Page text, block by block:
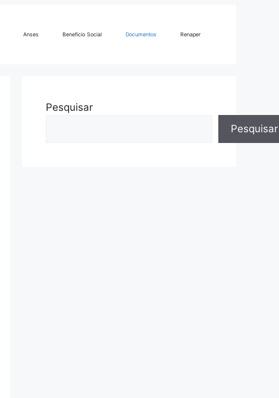
Anses Beneficio Social Documentos Renaper
Pesquisar
Pesquisar